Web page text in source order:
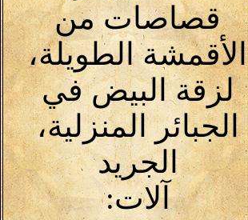
قصاصات من
الأقمشة الطويلة،
لزقة البيض في
الجبائر المنزلية،
الجريد
آلات: